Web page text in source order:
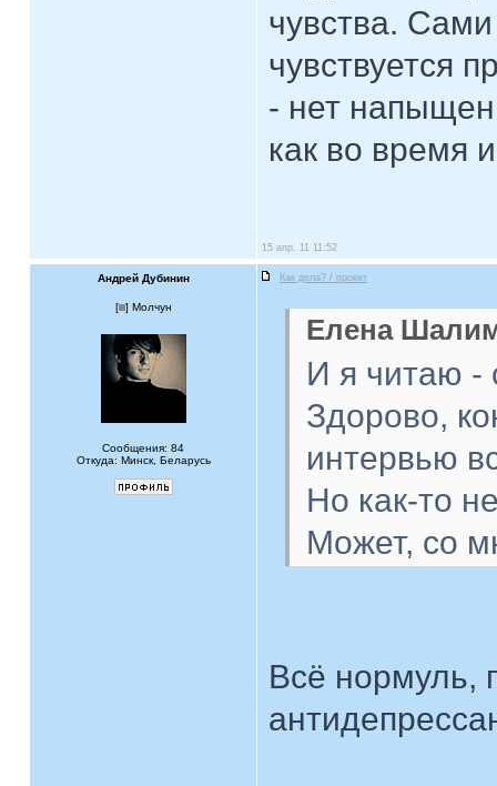
чувства.
чувствуется
- нет
как во время
15 апр, 11 11:52
Андрей Дубинин Как дела? / проект
[ ] Молчун
Сообщения: 84
Откуда: Минск, Беларусь
Елена
И я читаю -
Здорово,
интервью
Но как-то
Может, со
Всё нормуль,